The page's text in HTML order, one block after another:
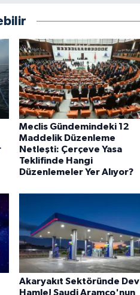
Meclis Gündemindeki 12
Maddelik Düzenleme
Netleşti: Çerçeve Yasa
Teklifinde Hangi
Düzenlemeler Yer Alıyor?
Akaryakıt Sektöründe Dev
Hamle! Saudi Aramco'nun